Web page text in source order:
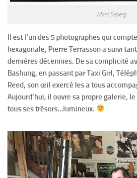
Marc Seberg
Il est l’un des 5 photographes qui
hexagonale, Pierre Terrasson a suivi
dernières décennies. De sa complicité
Bashung, en passant par Taxi Girl,
Reed, son œil exercé les a tous
Aujourd’hui, il ouvre sa propre galerie,
tous ses trésors…lumineux.